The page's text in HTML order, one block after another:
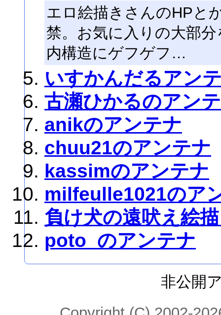
エロ絵描きさんのHPと
禁。お気に入りの大部
内構造にゲフゲフ…
いすかんだるアン
古瀬ひかるのアン
anikのアンテナ
chuu21のアンテナ
kassimのアンテナ
milfeulle1021のア
負け犬の遠吠え絵
poto_のアンテナ
非公開